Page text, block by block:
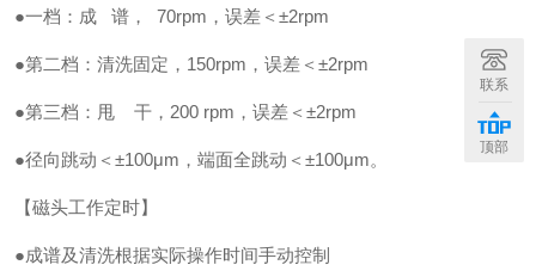
●一档：成 谱， 70rpm，误差＜±2rpm
●第二档：清洗固定，150rpm，误差＜±2rpm
●第三档：甩 干，200 rpm，误差＜±2rpm
●径向跳动＜±100μm，端面全跳动＜±100μm。
【磁头工作定时】
●成谱及清洗根据实际操作时间手动控制
联系
顶部